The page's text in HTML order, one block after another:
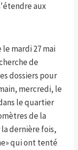
aux
mardi 27 mai
de
dossiers pour
mercredi, le
le quartier
de la
dernière fois,
qui ont tenté